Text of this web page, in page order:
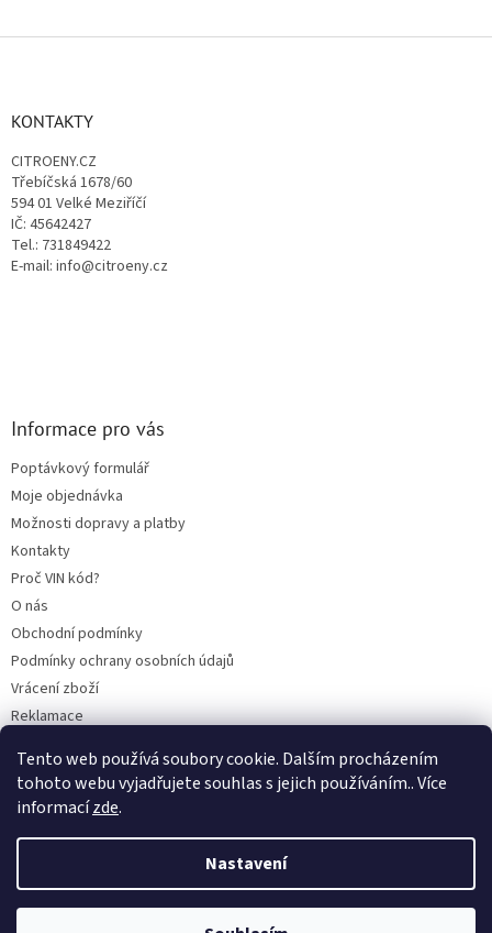
Tento web používá soubory cookie. Dalším procházením
tohoto webu vyjadřujete souhlas s jejich používáním.. Více
informacízde.
Nastavení
KONTAKTY
CITROENY.CZ
Třebíčská 1678/60
594 01 Velké Meziříčí
IČ: 45642427
Tel.: 731849422
E-mail: info@citroeny.cz
Informace pro vás
Poptávkový formulář
Moje objednávka
Možnosti dopravy a platby
Kontakty
Proč VIN kód?
O nás
Obchodní podmínky
Podmínky ochrany osobních údajů
Vrácení zboží
Reklamace
BLOG
Vytvořil Shoptet